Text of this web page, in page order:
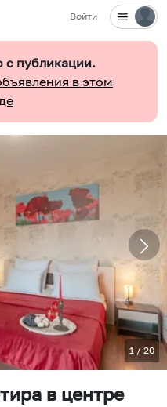
Войти
с публикации.
в этом
1 / 20
в центре